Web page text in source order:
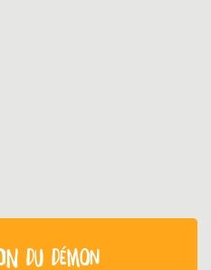
DU DÉMON